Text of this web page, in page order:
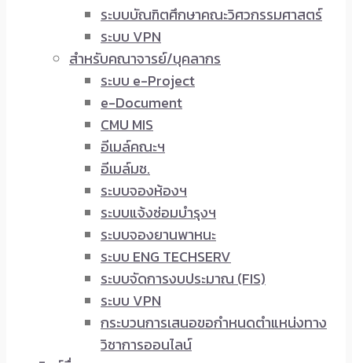
ระบบบัณฑิตศึกษาคณะวิศวกรรมศาสตร์
ระบบ VPN
สำหรับคณาจารย์/บุคลากร
ระบบ e-Project
e-Document
CMU MIS
อีเมล์คณะฯ
อีเมล์มช.
ระบบจองห้องฯ
ระบบแจ้งซ่อมบำรุงฯ
ระบบจองยานพาหนะ
ระบบ ENG TECHSERV
ระบบจัดการงบประมาณ (FIS)
ระบบ VPN
กระบวนการเสนอขอกำหนดตำแหน่งทาง
วิชาการออนไลน์